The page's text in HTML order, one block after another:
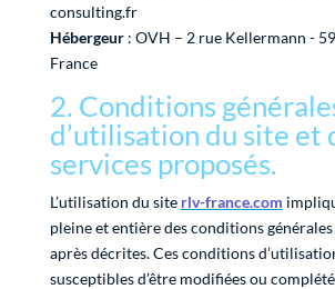
consulting.fr
Hébergeur: OVH – 2 rue Kellermann -
France
2. Conditions
d’utilisation du site et
services proposés.
L’utilisation du site rlv-france.com
pleine et entière des conditions
après décrites. Ces conditions
susceptibles d’être modifiées ou